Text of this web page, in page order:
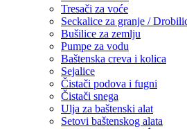
Tresači za voće
Seckalice za granje /
Bušilice za zemlju
Pumpe za vodu
Baštenska creva i kolica
Sejalice
Čistači podova i fugni
Čistači snega
Ulja za baštenski alat
Setovi baštenskog alata